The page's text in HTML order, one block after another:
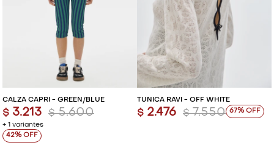
CALZA CAPRI - GREEN/BLUE
+ 1 variantes
$ 3.213 $ 5.600
42
TÚNICA RAVI - OFF WHITE
$ 2.476 $ 7.550 67